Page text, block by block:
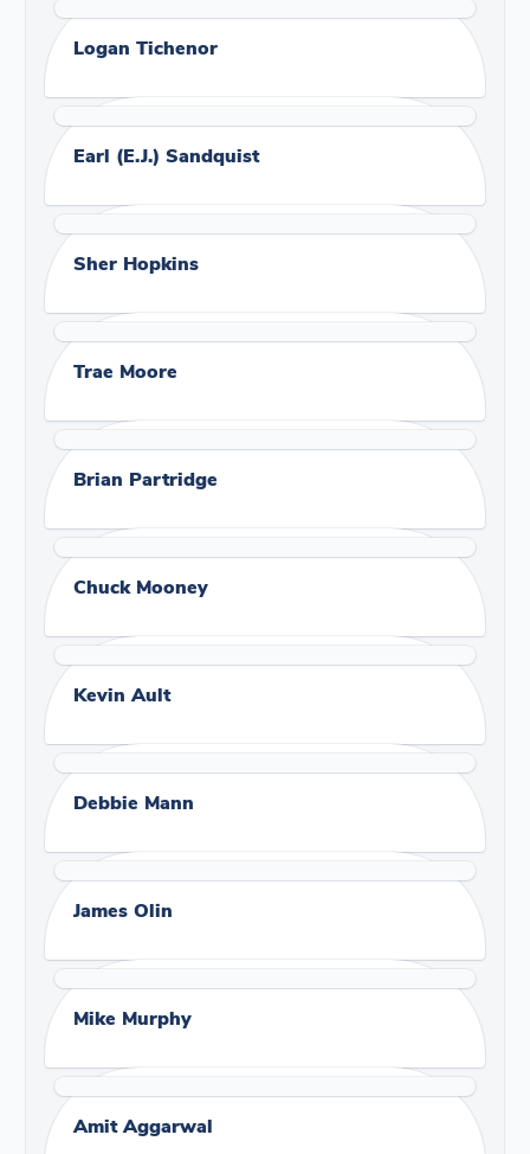
Logan Tichenor
Earl (E.J.) Sandquist
Sher Hopkins
Trae Moore
Brian Partridge
Chuck Mooney
Kevin Ault
Debbie Mann
James Olin
Mike Murphy
Amit Aggarwal